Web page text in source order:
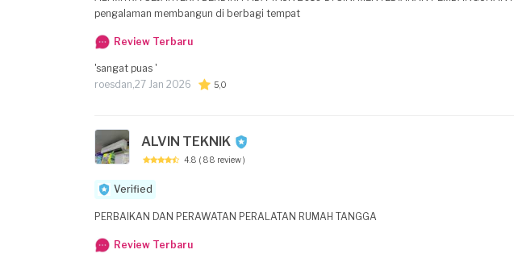
pengalaman membangun di berbagi tempat
Review Terbaru
'sangat puas '
roesdan,27 Jan 2026 5,0
ALVIN TEKNIK
4.8 ( 88 review )
Verified
PERBAIKAN DAN PERAWATAN PERALATAN RUMAH TANGGA
Review Terbaru